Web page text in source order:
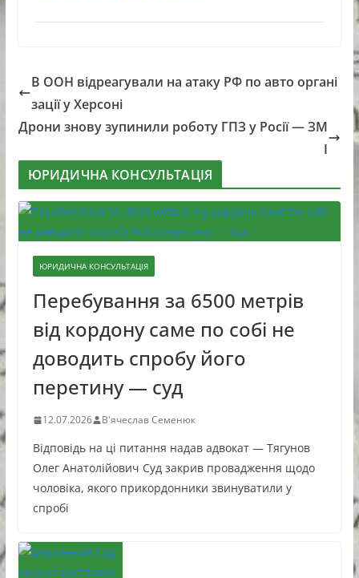
В ООН відреагували на атаку РФ по авто органі
зації у Херсоні
Дрони знову зупинили роботу ГПЗ у Росії — ЗМ
І
ЮРИДИЧНА КОНСУЛЬТАЦІЯ
ЮРИДИЧНА КОНСУЛЬТАЦІЯ
Перебування за 6500 метрів
від кордону саме по собі не
доводить спробу його
перетину — суд
12.07.2026 В'ячеслав Семенюк
Відповідь на ці питання надав адвокат — Тягунов
Олег Анатолійович Суд закрив провадження щодо
чоловіка, якого прикордонники звинуватили у
спробі